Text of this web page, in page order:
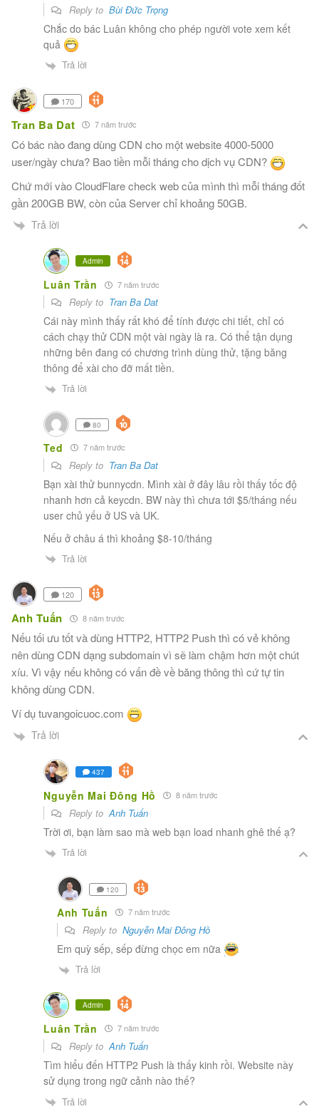
Reply toBùi Đức Trọng
Chắc do bác Luân không cho phép người vote xem kết
quả
Trả lời
170
Tran Ba Dat 7 năm trước
Có bác nào đang dùng CDN cho một website 4000-5000
user/ngày chưa? Bao tiền mỗi tháng cho dịch vụ CDN?
Chứ mới vào CloudFlare check web của mình thì mỗi tháng đốt
gần 200GB BW, còn của Server chỉ khoảng 50GB.
Trả lời
Admin
Luân Trần 7 năm trước
Reply to Tran Ba Dat
Cái này mình thấy rất khó để tính được chi tiết, chỉ có
cách chạy thử CDN một vài ngày là ra. Có thể tận dụng
những bên đang có chương trình dùng thử, tặng băng
thông để xài cho đỡ mất tiền.
Trả lời
80
Ted 7 năm trước
Reply to Tran Ba Dat
Bạn xài thử bunnycdn. Mình xài ở đây lâu rồi thấy tốc độ
nhanh hơn cả keycdn. BW này thì chưa tới $5/tháng nếu
user chủ yếu ở US và UK.
Nếu ở châu á thì khoảng $8-10/tháng
Trả lời
120
Anh Tuấn 8 năm trước
Nếu tối ưu tốt và dùng HTTP2, HTTP2 Push thì có vẻ không
nên dùng CDN dạng subdomain vì sẽ làm chậm hơn một chút
xíu. Vì vậy nếu không có vấn đề về băng thông thì cứ tự tin
không dùng CDN.
Ví dụ tuvangoicuoc.com
Trả lời
437
Nguyễn Mai Đông Hồ 8 năm trước
Reply toAnh Tuấn
Trời ơi, bạn làm sao mà web bạn load nhanh ghê thế ạ?
Trả lời
120
Anh Tuấn 7 năm trước
Reply to Nguyễn Mai Đông Hồ
Em quỳ sếp, sếp đừng chọc em nữa
Trả lời
Admin
Luân Trần 7 năm trước
Reply toAnh Tuấn
Tìm hiểu đến HTTP2 Push là thấy kinh rồi. Website này
sử dụng trong ngữ cảnh nào thế?
Trả lời